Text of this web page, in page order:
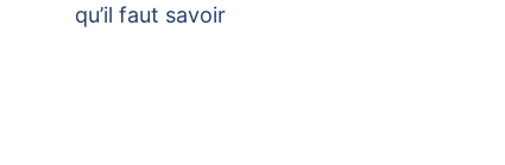
qu’il faut savoir